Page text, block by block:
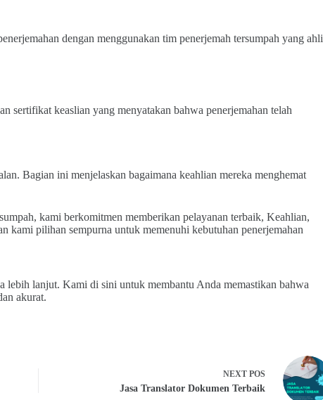
dengan menggunakan tim penerjemah tersumpah yang ahli
sertifikat keaslian yang menyatakan bahwa penerjemahan telah
Bagian ini menjelaskan bagaimana keahlian mereka menghemat
kami berkomitmen memberikan pelayanan terbaik, Keahlian,
kami pilihan sempurna untuk memenuhi kebutuhan penerjemahan
lebih lanjut. Kami di sini untuk membantu Anda memastikan bahwa
akurat.
NEXT POS
Jasa Translator Dokumen Terbaik